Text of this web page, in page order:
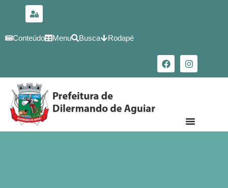
conteúdo
Conteúdo Menu Busca Rodapé